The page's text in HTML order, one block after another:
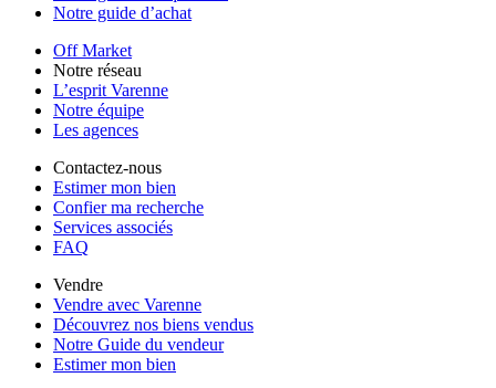
Notre guide d’achat
Off Market
Notre réseau
L’esprit Varenne
Notre équipe
Les agences
Contactez-nous
Estimer mon bien
Confier ma recherche
Services associés
FAQ
Vendre
Vendre avec Varenne
Découvrez nos biens vendus
Notre Guide du vendeur
Estimer mon bien